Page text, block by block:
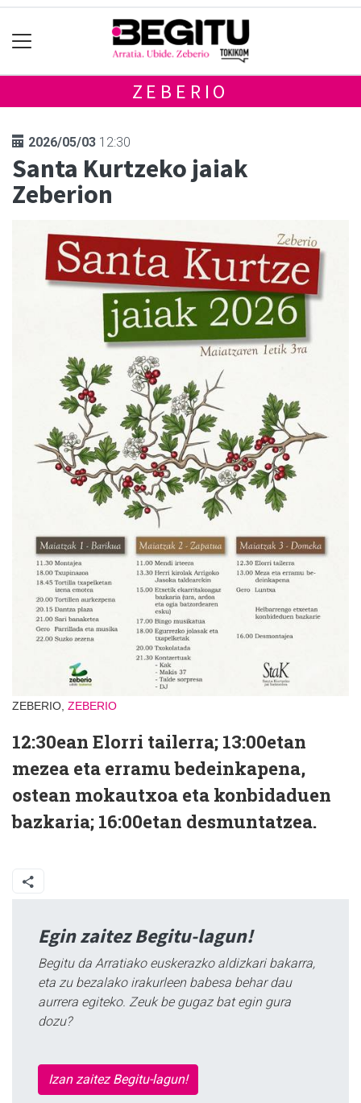
ZEBERIO
2026/05/03 12:30
Santa Kurtzeko jaiak
Zeberion
ZEBERIO, ZEBERIO
12:30ean Elorri tailerra; 13:00etan
mezea eta erramu bedeinkapena,
ostean mokautxoa eta konbidaduen
bazkaria; 16:00etan desmuntatzea.
Egin zaitez Begitu-lagun!
Begitu da Arratiako euskerazko aldizkari bakarra,
eta zu bezalako irakurleen babesa behar dau
aurrera egiteko. Zeuk be gugaz bat egin gura
dozu?
Izan zaitez Begitu-lagun!